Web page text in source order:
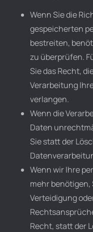
Wenn Sie die
gespeicherten
bestreiten,
zu überprüfen.
Sie das Recht,
Verarbeitung
verlangen.
Wenn die
Daten
Sie statt der
Wenn wir Ihre
mehr benötigen,
Verteidigung
Recht, statt der